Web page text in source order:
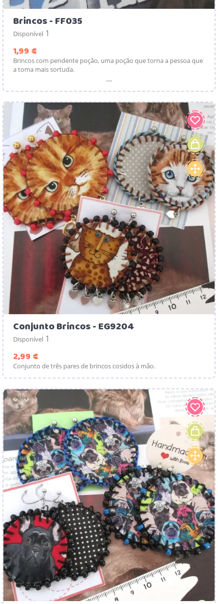
Brincos - FF035
Disponível 1
1,99 €
Brincos com pendente poção, uma poção que torna a pessoa que
a toma mais sortuda.
...
Conjunto Brincos - EG9204
Disponível 1
2,99 €
Conjunto de três pares de brincos cosidos à mão.